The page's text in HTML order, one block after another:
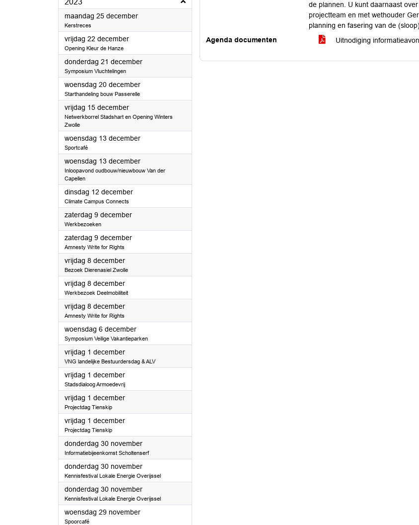
2023
maandag 25 december2023
Kerstreces
vrijdag 22 december2023
Opening Kleur de Hanze
donderdag 21 december2023
Symposium Vluchtelingen
woensdag 20 december2023
Starthandeling bouw Passerelle
vrijdag 15 december2023
Netwerkborrel Stadshart en Opening Winters
Zwolle
woensdag 13 december2023
Sportcafé
woensdag 13 december2023
Inloopavond oudbouw/nieuwbouw Van der
Capellen
dinsdag 12 december2023
Climate Campus Connects
zaterdag 9 december2023
Werkbezoeken
zaterdag 9 december2023
Amnesty Write for Rights
vrijdag 8 december2023
Bezoek Dierenasiel Zwolle
vrijdag 8 december2023
Werkbezoek Deelmobiliteit
vrijdag 8 december2023
Amnesty Write for Rights
woensdag 6 december2023
Symposium Veilige Vakantieparken
vrijdag 1 december2023
VNG landelijke Bestuurdersdag & ALV
vrijdag 1 december2023
Stadsdialoog Armoedevrij
vrijdag 1 december2023
Projectdag Tienskip
vrijdag 1 december2023
Projectdag Tienskip
donderdag 30 november2023
Informatiebijeenkomst Scholtenserf
donderdag 30 november2023
Kennisfestival Lokale Energie Overijssel
donderdag 30 november2023
Kennisfestival Lokale Energie Overijssel
woensdag 29 november2023
Spoorcafé
de plannen. U kunt daarnaast
projectteam en met wethouder
planning en fasering van de
Agenda documenten
Uitnodiging